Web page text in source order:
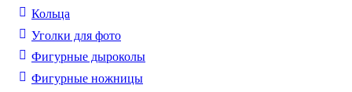
Кольца
Уголки для фото
Фигурные дыроколы
Фигурные ножницы